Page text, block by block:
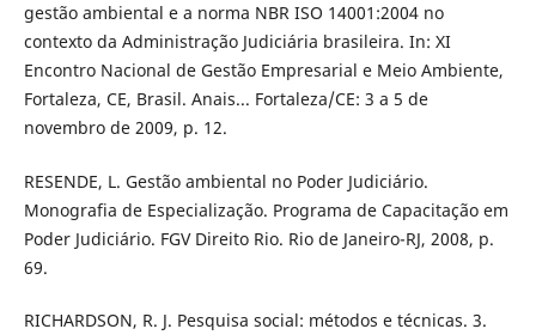
gestão ambiental e a norma NBR ISO 14001:2004 no
contexto da Administração Judiciária brasileira. In: XI
Encontro Nacional de Gestão Empresarial e Meio Ambiente,
Fortaleza, CE, Brasil. Anais... Fortaleza/CE: 3 a 5 de
novembro de 2009, p. 12.
RESENDE, L. Gestão ambiental no Poder Judiciário.
Monografia de Especialização. Programa de Capacitação em
Poder Judiciário. FGV Direito Rio. Rio de Janeiro-RJ, 2008, p.
69.
RICHARDSON, R. J. Pesquisa social: métodos e técnicas. 3.